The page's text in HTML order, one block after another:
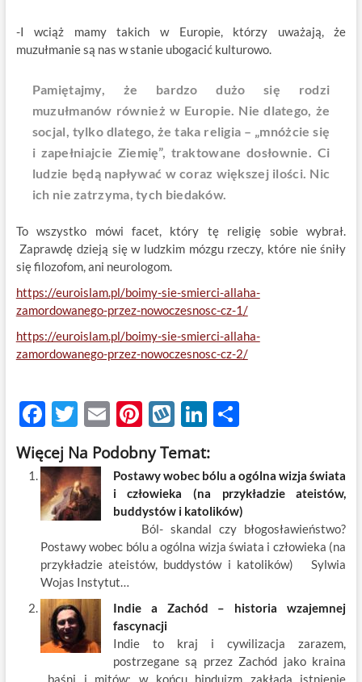
-I wciąż mamy takich w Europie, którzy uważają, że
muzułmanie są nas w stanie ubogacić kulturowo.
Pamiętajmy, że bardzo dużo się rodzi
muzułmanów również w Europie. Nie dlatego, że
socjal, tylko dlatego, że taka religia – „mnóżcie się
i zapełniajcie Ziemię”, traktowane dosłownie. Ci
ludzie będą napływać w coraz większej ilości. Nic
ich nie zatrzyma, tych biedaków.
To wszystko mówi facet, który tę religię sobie wybrał.
Zaprawdę dzieją się w ludzkim mózgu rzeczy, które nie śniły
się filozofom, ani neurologom.
https://euroislam.pl/boimy-sie-smierci-allaha-
zamordowanego-przez-nowoczesnosc-cz-1/
https://euroislam.pl/boimy-sie-smierci-allaha-
zamordowanego-przez-nowoczesnosc-cz-2/
F
ac
e
b
o
o
k
T
w
itt
er
E
m
ail
Pi
nt
er
es
t
W
k
o
p
Li
k
e
dI
n
S
ar
e
Więcej Na Podobny Temat:
Postawy wobec bólu a ogólna wizja świata
i człowieka (na przykładzie ateistów,
buddystów i katolików)
Ból- skandal czy błogosławieństwo?
Postawy wobec bólu a ogólna wizja świata i człowieka (na
przykładzie ateistów, buddystów i katolików) Sylwia
Wojas Instytut…
Indie a Zachód – historia wzajemnej
fascynacji
Indie to kraj i cywilizacja zarazem,
postrzegane są przez Zachód jako kraina
baśni i mitów; w końcu hinduizm zakłada istnienie